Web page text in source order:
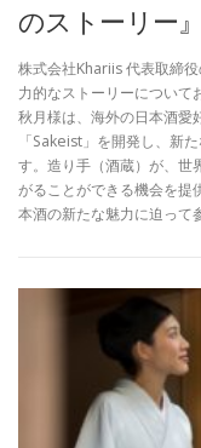
のストーリー』
株式会社Khariis 代表取締
力的なストーリーについて
秋月様は、海外の日本酒愛
「Sakeist」を開発し、新
す。造り手（酒蔵）が、世
がることができる機会を提
本酒の新たな魅力に迫って